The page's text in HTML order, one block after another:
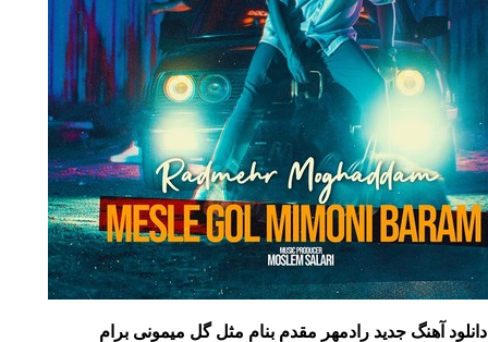
دانلود آهنگ جدید رادمهر مقدم بنام مثل گل میمونی برام